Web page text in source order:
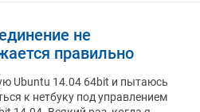
не
правильно
Ubuntu 14.04 64bit и пытаюсь
к нетбуку под управлением